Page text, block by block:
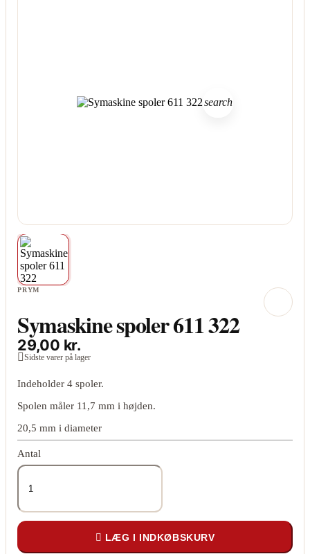
search
PRYM
Symaskine spoler 611 322
29,00 kr.
Sidste varer på lager
Indeholder 4 spoler.
Spolen måler 11,7 mm i højden.
20,5 mm i diameter
Antal
 LÆG I INDKØBSKURV